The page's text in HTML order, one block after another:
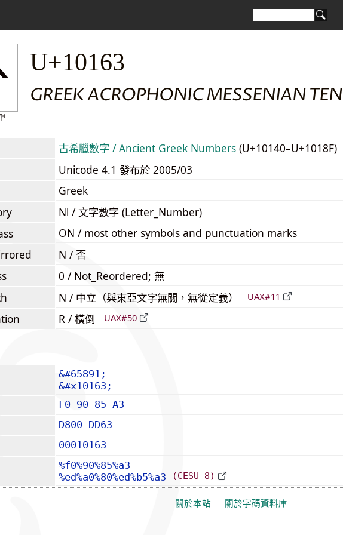
U+10163
GREEK ACROPHONIC MESSENIAN TEN
古希臘數字 / Ancient Greek Numbers (U+10140–U+1018F)
Unicode 4.1 發布於 2005/03
Greek
Nl / 文字數字 (Letter_Number)
ON / most other symbols and punctuation marks
N / 否
0 / Not_Reordered; 無
N / 中立（與東亞文字無關，無從定義） UAX#11
R / 橫倒 UAX#50
&#65891;
&#x10163;
F0 90 85 A3
D800 DD63
00010163
%f0%90%85%a3
%ed%a0%80%ed%b5%a3
(CESU-8)
關於本站 關於字碼資料庫